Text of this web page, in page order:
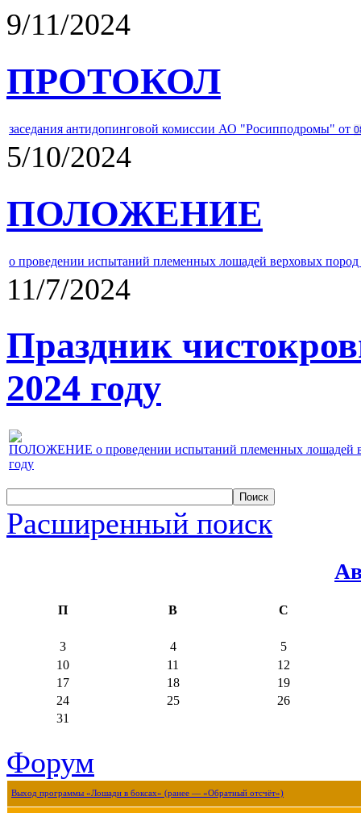
9/11/2024
ПРОТОКОЛ
заседания антидопинговой комиссии АО "Росипподромы" от
5/10/2024
ПОЛОЖЕНИЕ
о проведении испытаний племенных лошадей верховых
11/7/2024
Праздник
2024 году
ПОЛОЖЕНИЕ о проведении испытаний племенных лошадей
году
Расширенный поиск
П В С
3 4
5
10
11
12
17
18
19
24
25
26
31
Форум
Выход программы «Лошади в боксах» (ранее — «Обратный отсчёт»)